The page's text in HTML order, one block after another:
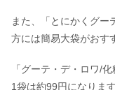
また、「とにかくグー
方には簡易大袋がおす
「グーテ・デ・ロワ/
1袋は約99円になります